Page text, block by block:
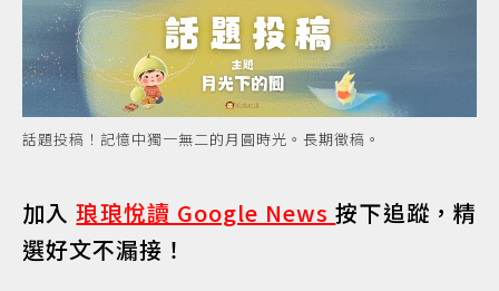
話題投稿！記憶中獨一無二的月圓時光。長期徵稿。
加入琅琅悅讀 Google News按下追蹤，精
選好文不漏接！